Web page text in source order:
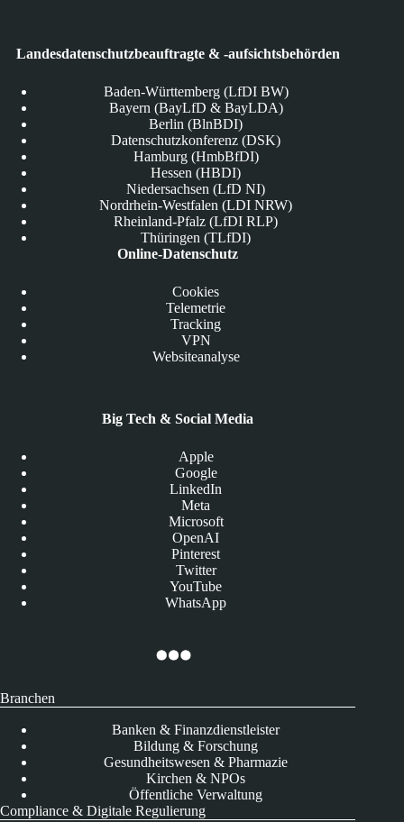
Landesdatenschutzbeauftragte & -aufsichtsbehörden
Baden-Württemberg (LfDI BW)
Bayern (BayLfD & BayLDA)
Berlin (BlnBDI)
Datenschutzkonferenz (DSK)
Hamburg (HmbBfDI)
Hessen (HBDI)
Niedersachsen (LfD NI)
Nordrhein-Westfalen (LDI NRW)
Rheinland-Pfalz (LfDI RLP)
Thüringen (TLfDI)
Online-Datenschutz
Cookies
Telemetrie
Tracking
VPN
Websiteanalyse
Big Tech & Social Media
Apple
Google
LinkedIn
Meta
Microsoft
OpenAI
Pinterest
Twitter
YouTube
WhatsApp
Branchen
Banken & Finanzdienstleister
Bildung & Forschung
Gesundheitswesen & Pharmazie
Kirchen & NPOs
Öffentliche Verwaltung
Compliance & Digitale Regulierung